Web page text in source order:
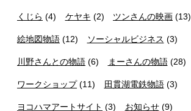
くじら (4) ケヤキ (2) ツンさんの映画 (13)
絵地図物語 (12) ソーシャルビジネス (3)
川野さんとの物語 (6) まーさんの物語(28)
ワークショップ(11) 田貫湖電鉄物語(3)
ヨコハマアートサイト (3) お知らせ(9)